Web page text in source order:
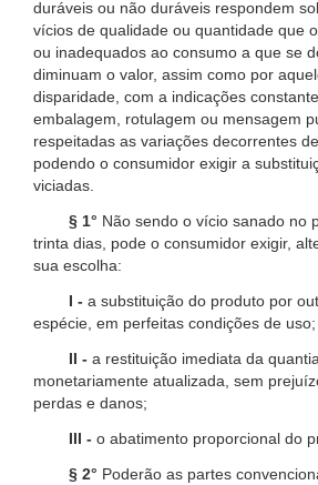
duráveis ou não duráveis respondem
vícios de qualidade ou quantidade que
ou inadequados ao consumo a que se
diminuam o valor, assim como por
disparidade, com a indicações
embalagem, rotulagem ou mensagem
respeitadas as variações decorrentes
podendo o consumidor exigir a
viciadas.
§ 1° Não sendo o vício sanado no
trinta dias, pode o consumidor exigir,
sua escolha:
I - a substituição do produto por
espécie, em perfeitas condições de uso;
II - a restituição imediata da
monetariamente atualizada, sem
perdas e danos;
III - o abatimento proporcional do
§ 2° Poderão as partes